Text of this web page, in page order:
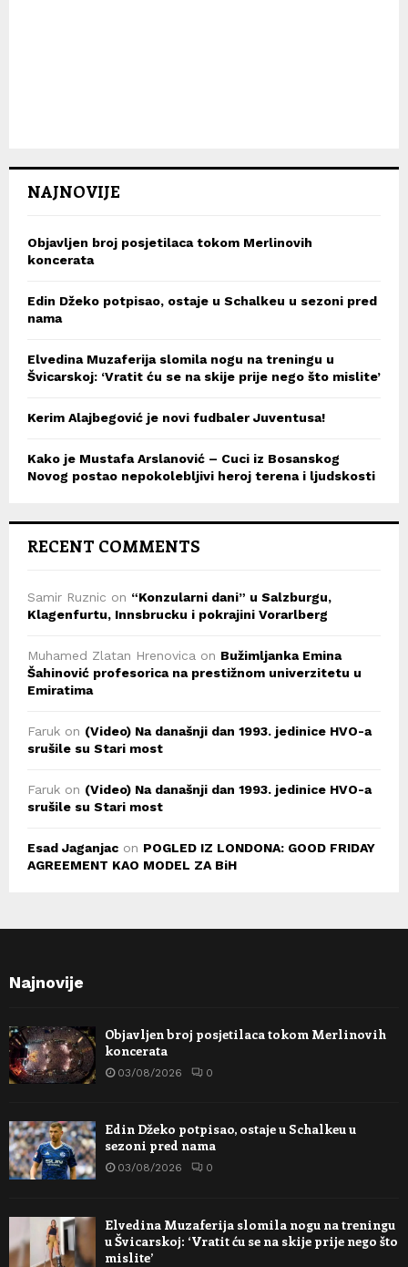
NAJNOVIJE
Objavljen broj posjetilaca tokom Merlinovih
koncerata
Edin Džeko potpisao, ostaje u Schalkeu u sezoni pred
nama
Elvedina Muzaferija slomila nogu na treningu u
Švicarskoj: ‘Vratit ću se na skije prije nego što mislite’
Kerim Alajbegović je novi fudbaler Juventusa!
Kako je Mustafa Arslanović – Cuci iz Bosanskog
Novog postao nepokolebljivi heroj terena i ljudskosti
RECENT COMMENTS
Samir Ruznic on “Konzularni dani” u Salzburgu,
Klagenfurtu, Innsbrucku i pokrajini Vorarlberg
Muhamed Zlatan Hrenovica on Bužimljanka Emina
Šahinović profesorica na prestižnom univerzitetu u
Emiratima
Faruk on (Video) Na današnji dan 1993. jedinice HVO-a
srušile su Stari most
Faruk on (Video) Na današnji dan 1993. jedinice HVO-a
srušile su Stari most
Esad Jaganjac on POGLED IZ LONDONA: GOOD FRIDAY
AGREEMENT KAO MODEL ZA BiH
Najnovije
Objavljen broj posjetilaca tokom Merlinovih
koncerata
03/08/2026 0
Edin Džeko potpisao, ostaje u Schalkeu u
sezoni pred nama
03/08/2026 0
Elvedina Muzaferija slomila nogu na treningu
u Švicarskoj: ‘Vratit ću se na skije prije nego što
mislite’